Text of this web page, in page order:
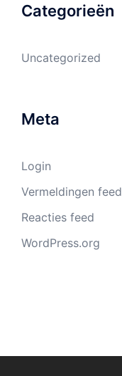
Categorieën
Uncategorized
Meta
Login
Vermeldingen feed
Reacties feed
WordPress.org